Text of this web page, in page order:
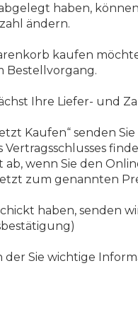
haben,
ändern.
kaufen
Bestellvorgang.
Ihre Liefer- und
Kaufen“ senden
ab, wenn Sie den
zum genannten
haben, senden
der Sie wichtige